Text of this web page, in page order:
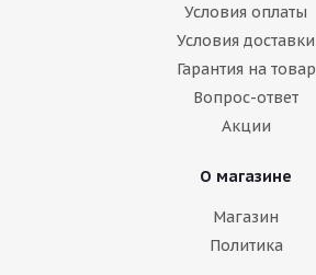
Условия оплаты
Условия доставки
Гарантия на товар
Вопрос-ответ
Акции
О магазине
Магазин
Политика